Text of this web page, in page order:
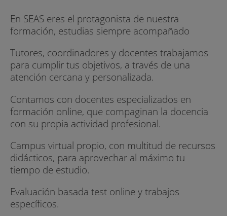
En SEAS eres el protagonista de nuestra
formación, estudias siempre acompañado
Tutores, coordinadores y docentes trabajamos
para cumplir tus objetivos, a través de una
atención cercana y personalizada.
Contamos con docentes especializados en
formación online, que compaginan la docencia
con su propia actividad profesional.
Campus virtual propio, con multitud de recursos
didácticos, para aprovechar al máximo tu
tiempo de estudio.
Evaluación basada test online y trabajos
específicos.